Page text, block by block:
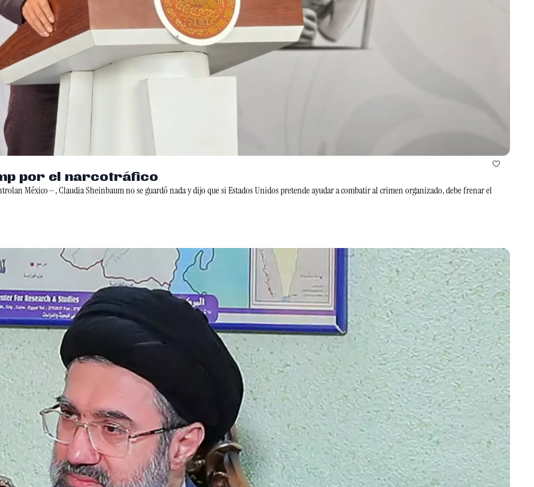
por el narcotráfico
México—, Claudia Sheinbaum no se guardó nada y dijo que si Estados Unidos pretende ayudar a combatir al crimen organizado, debe frenar el